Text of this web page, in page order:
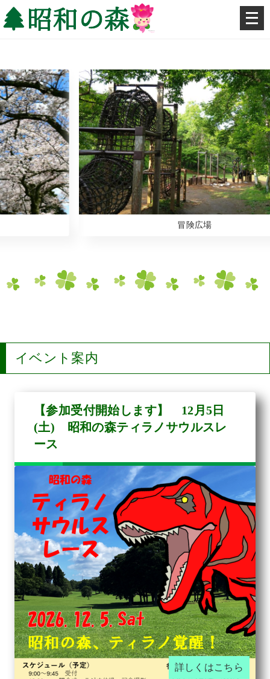
メ
ニ
ュ
く
イベント案内
【参加受付開始します】 12月5日
(土) 昭和の森ティラノサウルスレ
ース
詳しくはこちら